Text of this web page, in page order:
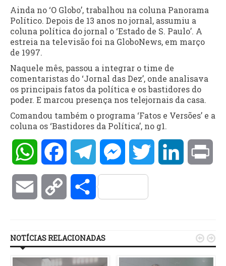
Ainda no ‘O Globo’, trabalhou na coluna Panorama
Político. Depois de 13 anos no jornal, assumiu a
coluna política do jornal o ‘Estado de S. Paulo’. A
estreia na televisão foi na GloboNews, em março
de 1997.
Naquele mês, passou a integrar o time de
comentaristas do ‘Jornal das Dez’, onde analisava
os principais fatos da política e os bastidores do
poder. E marcou presença nos telejornais da casa.
Comandou também o programa ‘Fatos e Versões’ e a
coluna os ‘Bastidores da Política’, no g1.
WhatsAppFacebookTelegramMessengerTwitter LinkedIn
Email Copy Compartilhar
NOTÍCIAS RELACIONADAS  